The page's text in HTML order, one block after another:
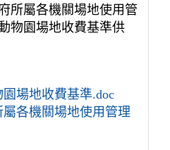
所屬各機關場地使用管
物園場地收費基準供
場地收費基準.doc
屬各機關場地使用管理